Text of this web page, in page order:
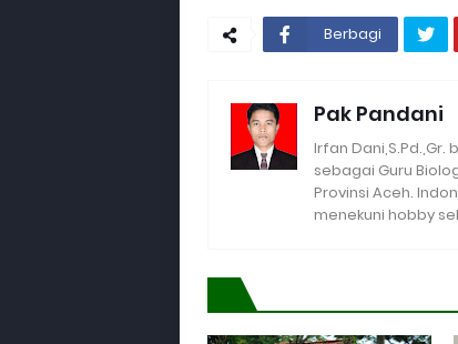
Berbagi
Pak Pandani
Irfan
sebagai Guru
Provinsi Aceh.
menekuni hobby